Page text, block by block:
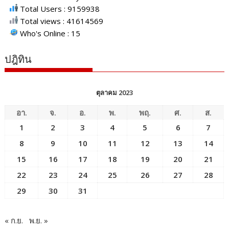
Total Users : 9159938
Total views : 41614569
Who's Online : 15
ปฎิทิน
ตุลาคม 2023
อา. จ. อ. พ. พฤ. ศ.
ส.
1
2 3 4 5 6
7
8
9 10 11 12 13
14
15
16 17 18 19 20
21
22
23 24 25 26 27
28
29
30 31
« ก.ย. พ.ย. »